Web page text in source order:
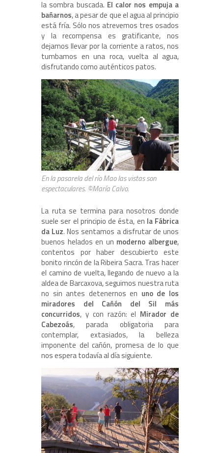
la sombra buscada. El calor nos empuja a
bañarnos, a pesar de que el agua al principio
está fría. Sólo nos atrevemos tres osados
y la recompensa es gratificante, nos
dejamos llevar por la corriente a ratos, nos
tumbamos en una roca, vuelta al agua,
disfrutando como auténticos patos.
En la pasarela del río Mao las vistas son
espectaculares. ©María Calvo.
La ruta se termina para nosotros donde
suele ser el principio de ésta, en la Fábrica
da Luz. Nos sentamos a disfrutar de unos
buenos helados en un moderno albergue,
contentos por haber descubierto este
bonito rincón de la Ribeira Sacra. Tras hacer
el camino de vuelta, llegando de nuevo a la
aldea de Barcaxova, seguimos nuestra ruta
no sin antes detenernos en uno de los
miradores del Cañón del Sil más
concurridos, y con razón: el Mirador de
Cabezoás, parada obligatoria para
contemplar, extasiados, la belleza
imponente del cañón, promesa de lo que
nos espera todavía al día siguiente.